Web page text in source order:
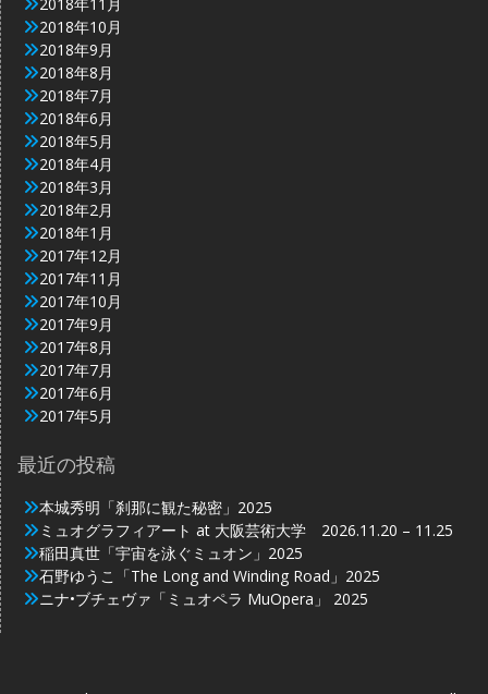
2018年10月
2018年9月
2018年8月
2018年7月
2018年6月
2018年5月
2018年4月
2018年3月
2018年2月
2018年1月
2017年12月
2017年11月
2017年10月
2017年9月
2017年8月
2017年7月
2017年6月
2017年5月
最近の投稿
本城秀明「刹那に観た秘密」2025
ミュオグラフィアート at 大阪芸術大学 2026.11.20 – 11.25
稲田真世「宇宙を泳ぐミュオン」2025
石野ゆうこ「The Long and Winding Road」2025
ニナ•ブチェヴァ「ミュオペラ MuOpera」 2025